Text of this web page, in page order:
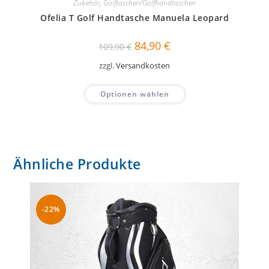
Zubehör, Golftaschen/Golfhandtaschen
Ofelia T Golf Handtasche Manuela Leopard
109,90€ Ursprünglicher
Preis
war:
109,90 €
84,90 €
zzgl.Versandkosten
Optionen wählen
Ähnliche Produkte
-22%